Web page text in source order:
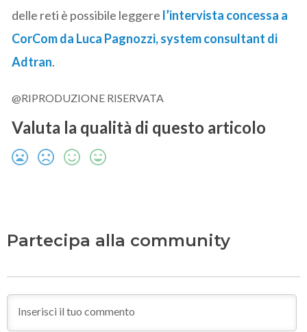
delle reti è possibile leggere l’intervista concessa a
CorCom da Luca Pagnozzi, system consultant di
Adtran.
@RIPRODUZIONE RISERVATA
Valuta la qualità di questo articolo
Partecipa alla community